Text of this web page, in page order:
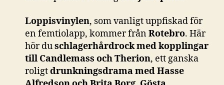
Loppisvinylen, som vanligt uppfiskad för
en femtiolapp, kommer frånRotebro. Här
hör duschlagerhårdrock med kopplingar
till Candlemass och Therion, ett ganska
roligtdrunkningsdrama med Hasse